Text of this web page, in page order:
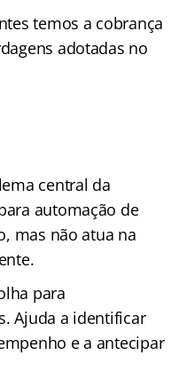
temos a cobrança
adotadas no
central da
automação de
mas não atua na
para
Ajuda a identificar
e a antecipar